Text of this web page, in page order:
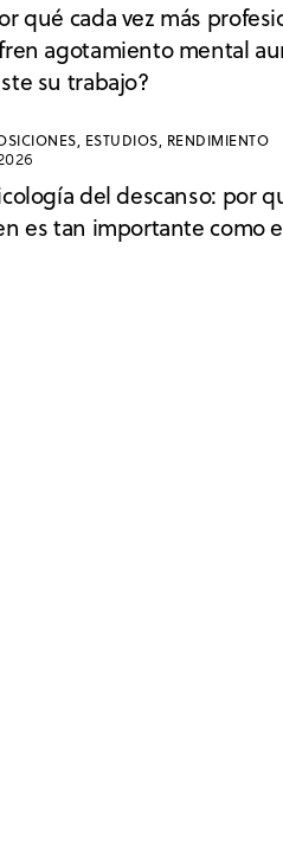
qué cada vez más
agotamiento mental
su trabajo?
ESTUDIOS, RENDIMIENTO
del descanso: por
es tan importante como